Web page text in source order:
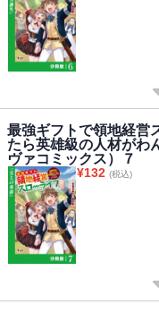
最強ギフトで領地経営
たら英雄級の人材がわ
ヴァコミックス）７
¥132 (税込)